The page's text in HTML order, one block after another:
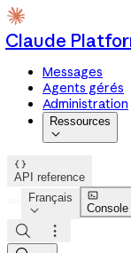
Claude
Messages
Agents gérés
Administration
Ressources


API reference
Français


Console

